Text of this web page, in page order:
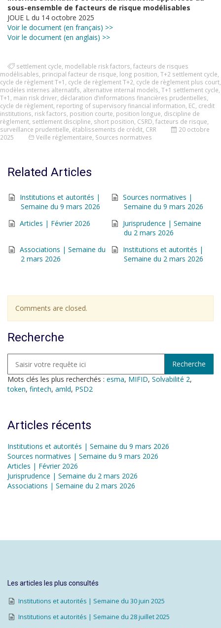
sous-ensemble de facteurs de risque modélisables
JOUE L du 14 octobre 2025
Voir le document (en français) >>
Voir le document (en anglais) >>
settlement cycle modellable risk factors facteurs de risques
modélisables principal facteur de risque long position T+2 settlement cycle
cycle de règlement T+1
cycle de règlement T+2 cycle de règlement plus court
modèles internes alternatifs alternative internal models T+1 settlement cycle
T+1
main risk driver déclaration d’informations financières prudentielles
cycle de règlement reporting of supervisory financial information EC credit
institutions risk factors position courte position longue discipline de
règlement settlement discipline short position CSRD facteurs de risque
surveillance prudentielle établissements de crédit CRR
20 octobre
2025
Veille réglementaire Sources normatives
Related Articles
Institutions et autorités |
Semaine du 9 mars 2026
Sources normatives |
Semaine du 9 mars 2026
Articles | Février 2026
Jurisprudence | Semaine
du 2 mars 2026
Associations | Semaine du
2 mars 2026
Institutions et autorités |
Semaine du 2 mars 2026
Comments are closed.
Recherche
Mots clés les plus recherchés : esma, MIFID, Solvabilité 2,
token, fintech, amld, PSD2
Articles récents
Institutions et autorités | Semaine du 9 mars 2026
Sources normatives | Semaine du 9 mars 2026
Articles | Février 2026
Jurisprudence | Semaine du 2 mars 2026
Associations | Semaine du 2 mars 2026
Les articles les plus consultés
Institutions et autorités | Semaine du 30 juin 2025
Institutions et autorités | Semaine du 28 juillet 2025